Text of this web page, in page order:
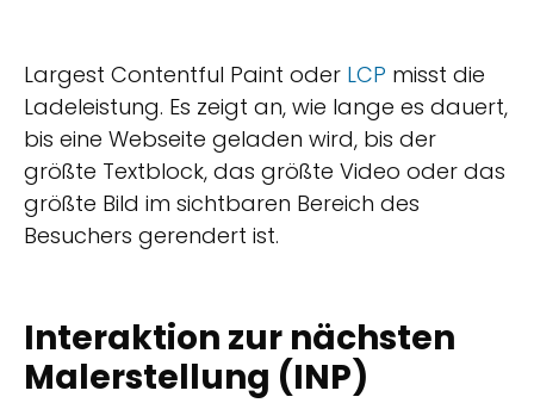
Largest Contentful Paint oder LCP misst die
Ladeleistung. Es zeigt an, wie lange es dauert,
bis eine Webseite geladen wird, bis der
größte Textblock, das größte Video oder das
größte Bild im sichtbaren Bereich des
Besuchers gerendert ist.
Interaktion zur nächsten
Malerstellung (INP)